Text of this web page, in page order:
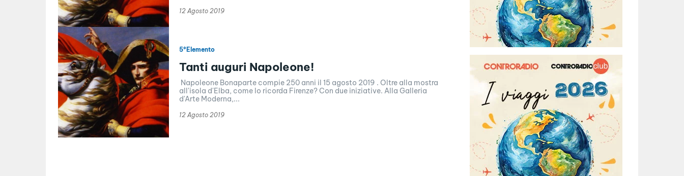
12 Agosto 2019
5°Elemento
Tanti auguri Napoleone!
Napoleone Bonaparte compie 250 anni il 15 agosto 2019 . Oltre alla mostra
all'isola d'Elba, come lo ricorda Firenze? Con due iniziative. Alla Galleria
d'Arte Moderna,...
12 Agosto 2019